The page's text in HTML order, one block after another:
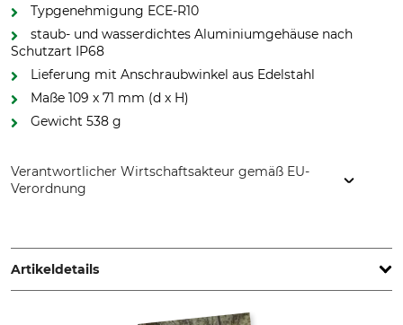
Typgenehmigung ECE-R10
staub- und wasserdichtes Aluminiumgehäuse nach
Schutzart IP68
Lieferung mit Anschraubwinkel aus Edelstahl
Maße 109 x 71 mm (d x H)
Gewicht 538 g
Verantwortlicher Wirtschaftsakteur gemäß EU-
Verordnung
Höganäs, Sweden, www.blixtra.eu
Artikeldetails
Ausleuchtung